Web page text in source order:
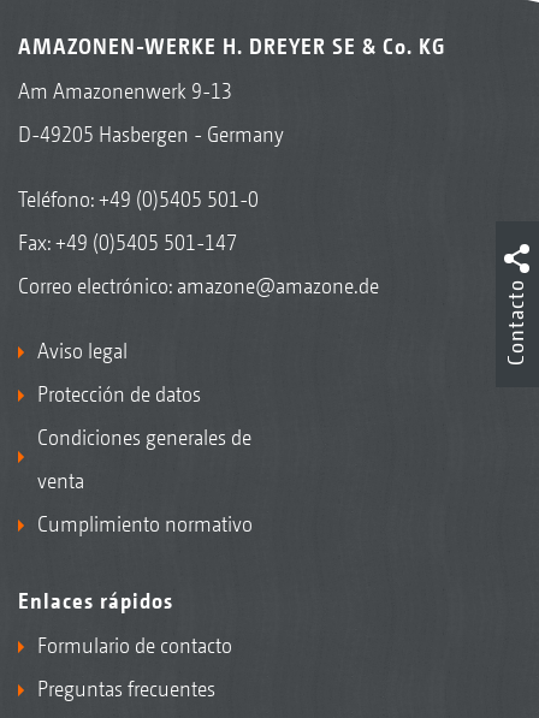
AMAZONEN-WERKE H. DREYER SE & Co. KG
Am Amazonenwerk 9-13
D-49205 Hasbergen - Germany
Teléfono:+49 (0)5405 501-0
Fax: +49 (0)5405 501-147
Correo electrónico: amazone@amazone.de
Aviso legal
Protección de datos
Condiciones generales de
venta
Cumplimiento normativo
Enlaces rápidos
Formulario de contacto
Preguntas frecuentes
Contacto